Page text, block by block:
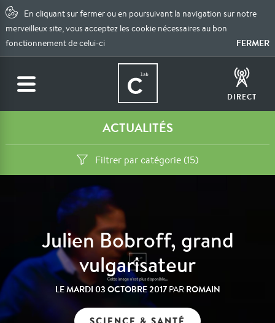
En cliquant sur fermer ou en poursuivant la navigation sur notre
merveilleux site, vous acceptez les cookie nécessaires au bon
fonctionnement de celui-ci
FERMER
DIRECT
ACTUALITÉS
Filtrer par catégorie (15)
Julien Bobroff, grand
vulgarisateur
LEMARDI 03 OCTOBRE 2017 PARROMAIN